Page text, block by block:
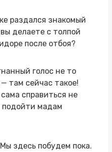
раздался знакомый
делаете с толпой
после отбоя?
голос не то
там сейчас такое!
справиться не
мадам
здесь побудем пока.